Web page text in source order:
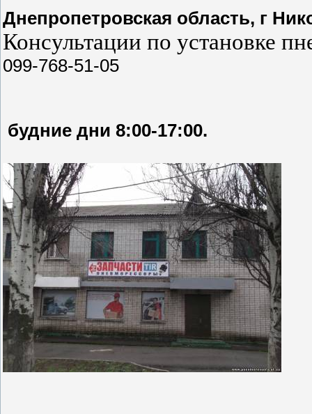
Днепропетровская область, г
Консультации по установке
099-768-51-05
будние дни 8:00-17:00.